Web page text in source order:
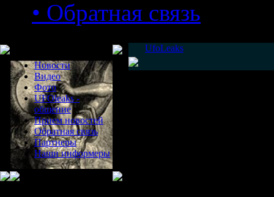
• Обратная связь
Новости
Видео
Фото
UFOleaks -
общение
Прием новостей
Обратная связь
Партнеры
Наши информеры
UfoLeaks